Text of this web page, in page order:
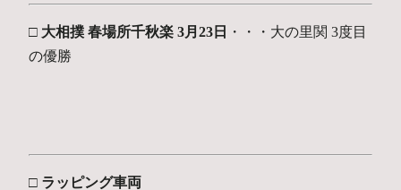
□ 大相撲 春場所千秋楽 3月23日
・・・大の里関 3度目
の優勝
□ ラッピング車両